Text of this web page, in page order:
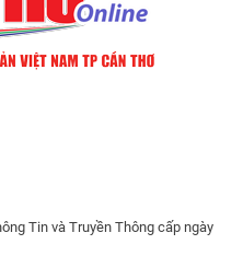
Tin và Truyền Thông cấp ngày